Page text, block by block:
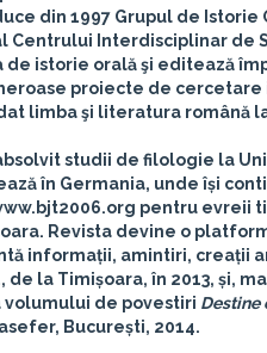
din 1997 Grupul de
Centrului Interdisciplinar
istorie orală şi editează
proiecte de
limba şi literatura română
studii de filologie la
în Germania, unde își
pentru
Revista devine o
informații, amintiri, creații
la Timișoara, în 2013, și,
volumului de povestiri Destine
București, 2014.